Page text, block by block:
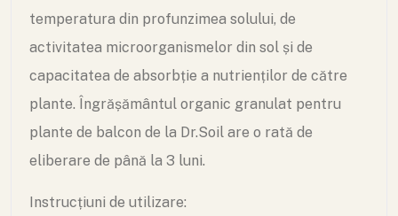
temperatura din profunzimea solului, de
activitatea microorganismelor din sol și de
capacitatea de absorbție a nutrienților de către
plante. Îngrășământul organic granulat pentru
plante de balcon de la Dr.Soil are o rată de
eliberare de până la 3 luni.
Instrucțiuni de utilizare: